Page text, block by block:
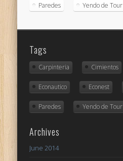
Paredes Yendo de Tour
Tags
Carpinteria Cimientos
Econautico Econest
Paredes Yendo de Tour
Archives
June 2014